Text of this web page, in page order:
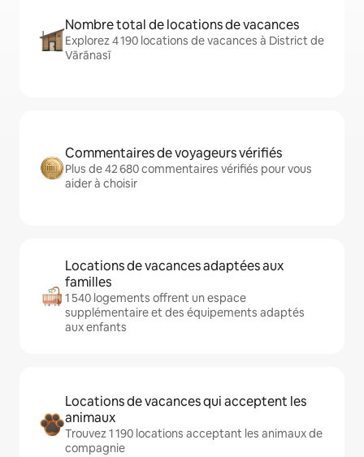
Nombre total de locations de vacances
Explorez 4 190 locations de vacances à District de
Vārānasī
Commentaires de voyageurs vérifiés
Plus de 42 680 commentaires vérifiés pour vous
aider à choisir
Locations de vacances adaptées aux
familles
1 540 logements offrent un espace
supplémentaire et des équipements adaptés
aux enfants
Locations de vacances qui acceptent les
animaux
Trouvez 1 190 locations acceptant les animaux de
compagnie